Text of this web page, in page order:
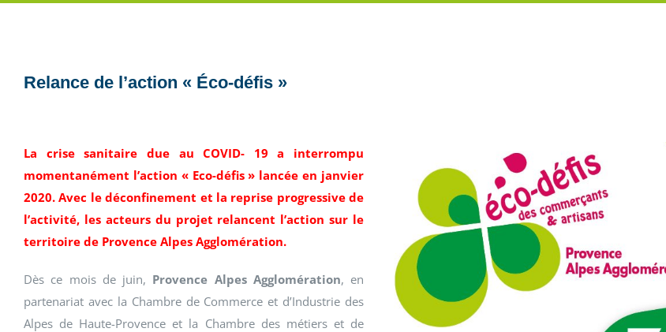
Relance de l’action « Éco-défis »
La crise sanitaire due au COVID- 19 a interrompu
momentanément l’action « Eco-défis » lancée en janvier
2020. Avec le déconfinement et la reprise progressive de
l’activité, les acteurs du projet relancent l’action sur le
territoire de Provence Alpes Agglomération.
Dès ce mois de juin, Provence Alpes Agglomération, en
partenariat avec la Chambre de Commerce et d’Industrie des
Alpes de Haute-Provence et la Chambre des métiers et de